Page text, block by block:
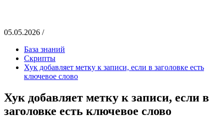
05.05.2026 /
База знаний
Скрипты
Хук добавляет метку к записи, если в заголовке есть
ключевое слово
Хук добавляет метку к записи, если в
заголовке есть ключевое слово